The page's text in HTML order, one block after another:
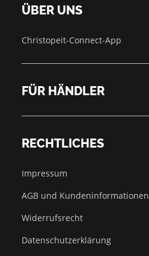
ÜBER UNS
Christopeit-Connect-App
FÜR HÄNDLER
RECHTLICHES
Impressum
AGB und Kundeninformationen
Widerrufsrecht
Datenschutzerklärung